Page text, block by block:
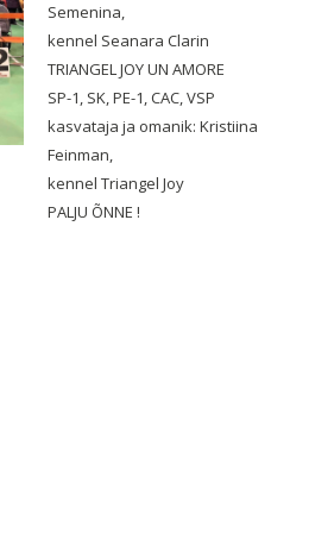
Semenina,
kennel Seanara Clarin
TRIANGEL JOY UN AMORE
SP-1, SK, PE-1, CAC, VSP
kasvataja ja omanik: Kristiina
Feinman,
kennel Triangel Joy
PALJU ÕNNE !